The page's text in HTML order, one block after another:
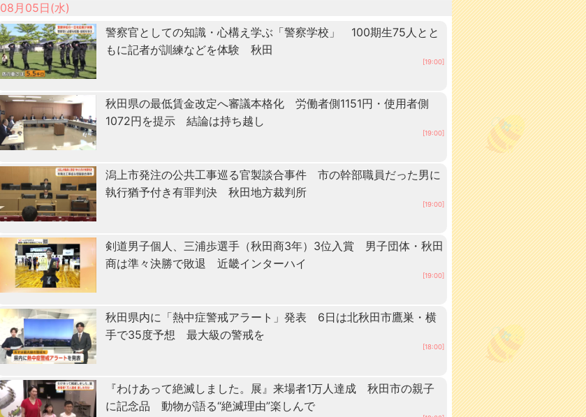
08月05日(水)
警察官としての知識・心構え学ぶ「警察学校」 100期生75人とと
もに記者が訓練などを体験 秋田
[19:00]
秋田県の最低賃金改定へ審議本格化 労働者側1151円・使用者側
1072円を提示 結論は持ち越し
[19:00]
潟上市発注の公共工事巡る官製談合事件 市の幹部職員だった男に
執行猶予付き有罪判決 秋田地方裁判所
[19:00]
剣道男子個人、三浦歩選手（秋田商3年）3位入賞 男子団体・秋田
商は準々決勝で敗退 近畿インターハイ
[19:00]
秋田県内に「熱中症警戒アラート」発表 6日は北秋田市鷹巣・横
手で35度予想 最大級の警戒を
[18:00]
『わけあって絶滅しました。展』来場者1万人達成 秋田市の親子
に記念品 動物が語る“絶滅理由”楽しんで